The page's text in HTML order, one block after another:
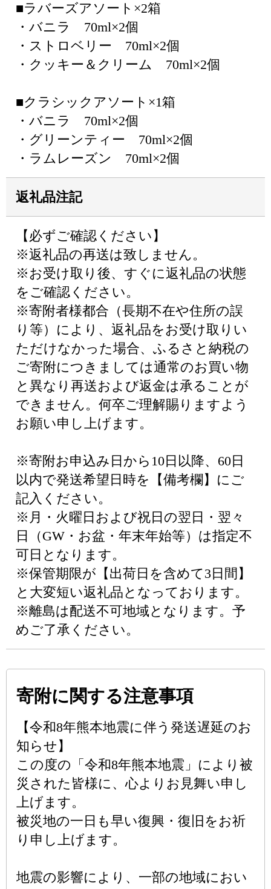
■ラバーズアソート×2箱
・バニラ 70ml×2個
・ストロベリー 70ml×2個
・クッキー＆クリーム 70ml×2個
■クラシックアソート×1箱
・バニラ 70ml×2個
・グリーンティー 70ml×2個
・ラムレーズン 70ml×2個
返礼品注記
【必ずご確認ください】
※返礼品の再送は致しません。
※お受け取り後、すぐに返礼品の状態
をご確認ください。
※寄附者様都合（長期不在や住所の誤
り等）により、返礼品をお受け取りい
ただけなかった場合、ふるさと納税の
ご寄附につきましては通常のお買い物
と異なり再送および返金は承ることが
できません。何卒ご理解賜りますよう
お願い申し上げます。
※寄附お申込み日から10日以降、60日
以内で発送希望日時を【備考欄】にご
記入ください。
※月・火曜日および祝日の翌日・翌々
日（GW・お盆・年末年始等）は指定不
可日となります。
※保管期限が【出荷日を含めて3日間】
と大変短い返礼品となっております。
※離島は配送不可地域となります。予
めご了承ください。
寄附に関する注意事項
【令和8年熊本地震に伴う発送遅延のお
知らせ】
この度の「令和8年熊本地震」により被
災された皆様に、心よりお見舞い申し
上げます。
被災地の一日も早い復興・復旧をお祈
り申し上げます。
地震の影響により、一部の地域におい